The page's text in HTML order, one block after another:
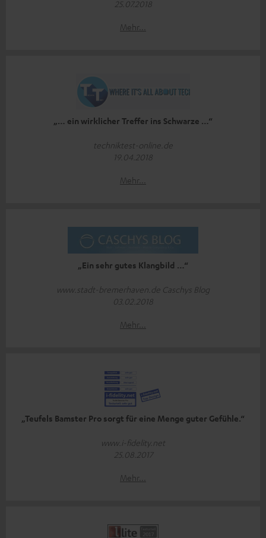
25.07.2018
Mehr...
„… ein wirklicher Treffer ins Schwarze …“
techniktest-online.de
19.04.2018
Mehr...
„Ein sehr gutes Klangbild …“
www.stadt-bremerhaven.de Caschys Blog
03.02.2018
Mehr...
„Teufels Bamster Pro sorgt für eine Menge guter Gefühle.“
www.i-fidelity.net
25.08.2017
Mehr...